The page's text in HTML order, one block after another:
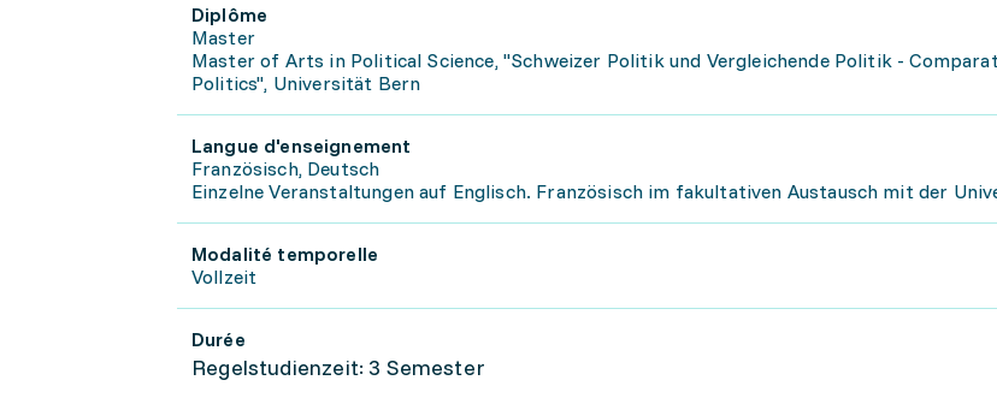
Diplôme
Master
Master of Arts in Political Science, "Schweizer Politik und Vergleichende Politik -
Politics", Universität Bern
Langue d'enseignement
Französisch, Deutsch
Einzelne Veranstaltungen auf Englisch. Französisch im fakultativen Austausch mit der
Modalité temporelle
Vollzeit
Durée
Regelstudienzeit: 3 Semester